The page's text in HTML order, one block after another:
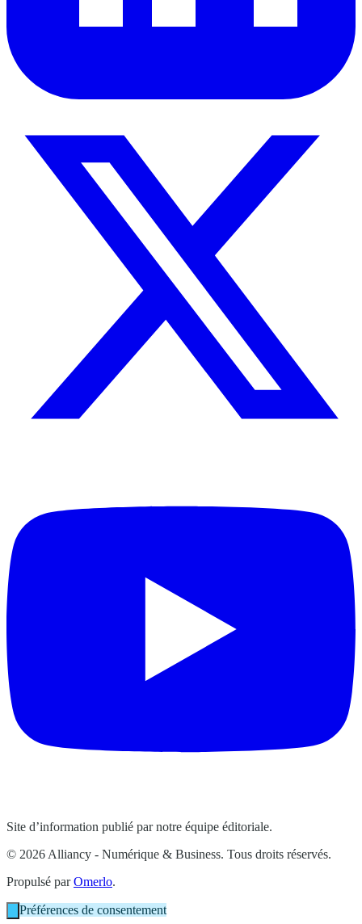
Site d’information publié par notre équipe éditoriale.
© 2026 Alliancy - Numérique & Business. Tous droits réservés.
Propulsé parOmerlo.
Préférences de consentement